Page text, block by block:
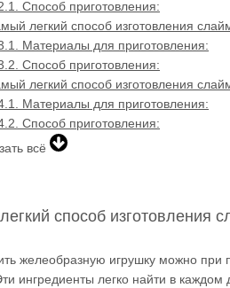
Способ приготовления:
легкий способ изготовления
Материалы для приготовления:
Способ приготовления:
легкий способ изготовления
Материалы для приготовления:
Способ приготовления:
всё
способ изготовления
желеобразную игрушку можно
ингредиенты легко найти в